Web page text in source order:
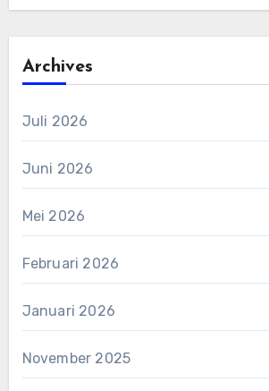
Archives
Juli 2026
Juni 2026
Mei 2026
Februari 2026
Januari 2026
November 2025